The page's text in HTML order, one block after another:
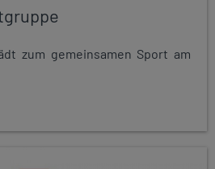
zum gemeinsamen Sport am